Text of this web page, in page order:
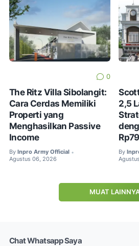
0
The Ritz Villa Sibolangit:
Cara Cerdas Memiliki
Properti yang
Menghasilkan Passive
Income
By Inpro Army Official •
Agustus 06, 2026
2,5
By
MUAT
Chat Whatsapp Saya